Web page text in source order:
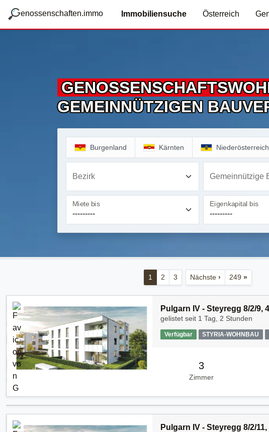
g
enossenschaften.immo Immobiliensuche Österreich
GEMEINNÜTZIGEN
Burgenland Kärnten Niederösterreich
Bezirk Gemeinnützige
Miete bis Eigenkapital bis
1 2 3 Nächste› 249»
Pulgarn IV - Steyregg 8/2/9,
gelistet seit 1 Tag, 2 Stunden
Verfügbar STYRIA-WOHNBAU
3
Zimmer
Pulgarn IV - Steyregg 8/2/